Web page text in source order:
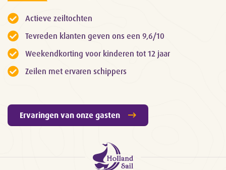
Actieve zeiltochten
Tevreden klanten geven ons een 9,6/10
Weekendkorting voor kinderen tot 12 jaar
Zeilen met ervaren schippers
Ervaringen van onze gasten